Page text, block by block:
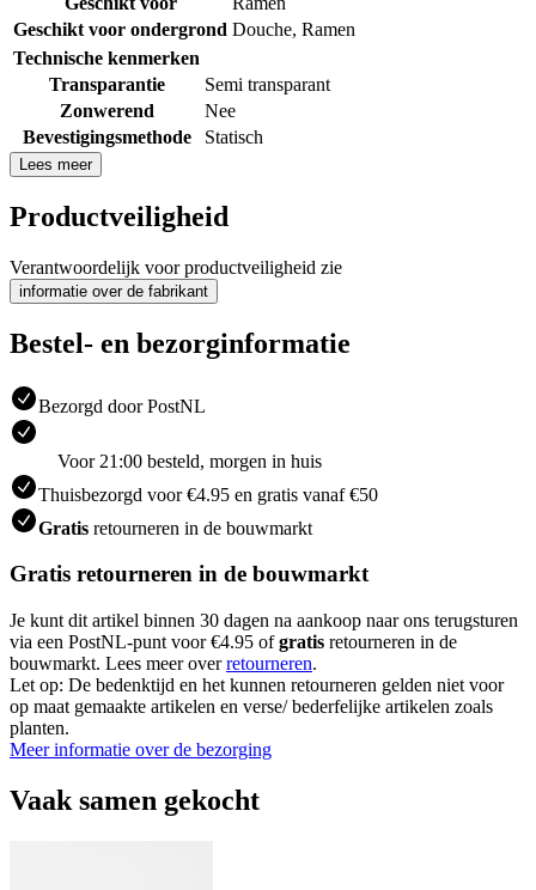
Geschikt voor ondergrond Douche, Ramen
Technische kenmerken
Transparantie
Semi transparant
Zonwerend
Nee
Bevestigingsmethode
Statisch
Lees meer
Productveiligheid
Verantwoordelijk voor productveiligheid zie
informatie over de fabrikant
Bestel- en bezorginformatie
Bezorgd door PostNL
Voor 21:00 besteld, morgen in huis
Thuisbezorgd voor €4.95 en gratis vanaf €50
Gratis retourneren in de bouwmarkt
Gratis retourneren in de bouwmarkt
Je kunt dit artikel binnen 30 dagen na aankoop naar ons terugsturen
via een PostNL-punt voor €4.95 ofgratis retourneren in de
bouwmarkt. Lees meer overretourneren.
Let op: De bedenktijd en het kunnen retourneren gelden niet voor
op maat gemaakte artikelen en verse/ bederfelijke artikelen zoals
planten.
Meer informatie over de bezorging
Vaak samen gekocht